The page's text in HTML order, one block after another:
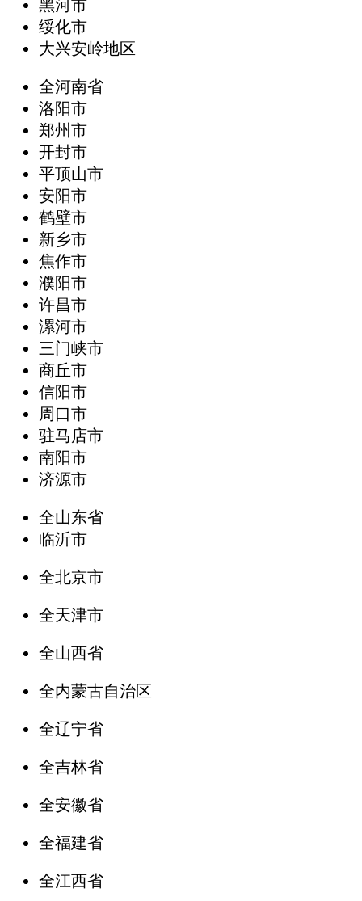
黑河市
绥化市
大兴安岭地区
全河南省
洛阳市
郑州市
开封市
平顶山市
安阳市
鹤壁市
新乡市
焦作市
濮阳市
许昌市
漯河市
三门峡市
商丘市
信阳市
周口市
驻马店市
南阳市
济源市
全山东省
临沂市
全北京市
全天津市
全山西省
全内蒙古自治区
全辽宁省
全吉林省
全安徽省
全福建省
全江西省